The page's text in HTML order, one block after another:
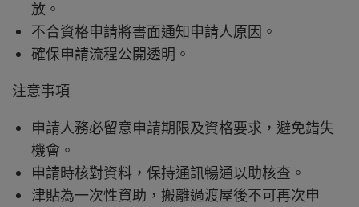
放。
不合資格申請將書面通知申請人原因。
確保申請流程公開透明。
注意事項
申請人務必留意申請期限及資格要求，避免錯失
機會。
申請時核對資料，保持通訊暢通以助核查。
津貼為一次性資助，搬離過渡屋後不可再次申